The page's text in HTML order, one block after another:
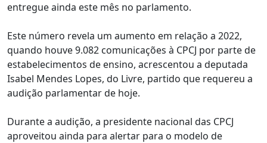
entregue ainda este mês no parlamento.
Este número revela um aumento em relação a 2022,
quando houve 9.082 comunicações à CPCJ por parte de
estabelecimentos de ensino, acrescentou a deputada
Isabel Mendes Lopes, do Livre, partido que requereu a
audição parlamentar de hoje.
Durante a audição, a presidente nacional das CPCJ
aproveitou ainda para alertar para o modelo de